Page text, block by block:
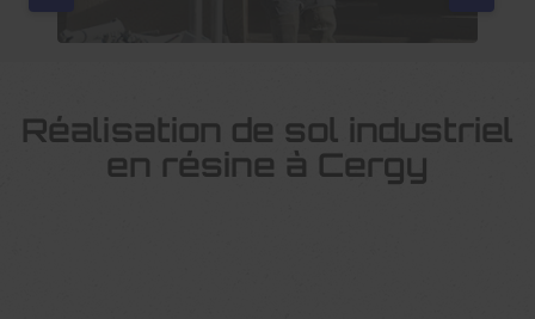
Réalisation de sol industriel
en résine à Cergy